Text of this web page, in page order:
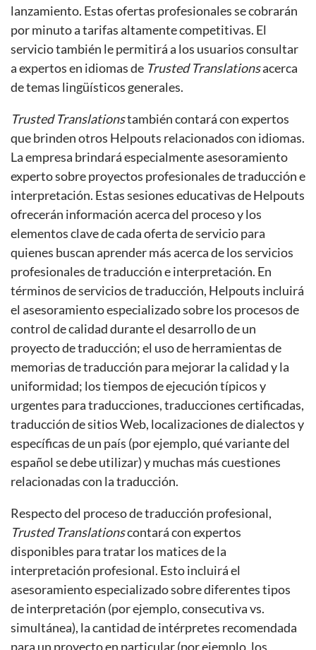
lanzamiento. Estas ofertas profesionales se cobrarán
por minuto a tarifas altamente competitivas. El
servicio también le permitirá a los usuarios consultar
a expertos en idiomas de Trusted Translationsacerca
de temas lingüísticos generales.
Trusted Translationstambién contará con expertos
que brinden otros Helpouts relacionados con idiomas.
La empresa brindará especialmente asesoramiento
experto sobre proyectos profesionales de traducción e
interpretación. Estas sesiones educativas de Helpouts
ofrecerán información acerca del proceso y los
elementos clave de cada oferta de servicio para
quienes buscan aprender más acerca de los servicios
profesionales de traducción e interpretación. En
términos de servicios de traducción, Helpouts incluirá
el asesoramiento especializado sobre los procesos de
control de calidad durante el desarrollo de un
proyecto de traducción; el uso de herramientas de
memorias de traducción para mejorar la calidad y la
uniformidad; los tiempos de ejecución típicos y
urgentes para traducciones, traducciones certificadas,
traducción de sitios Web, localizaciones de dialectos y
específicas de un país (por ejemplo, qué variante del
español se debe utilizar) y muchas más cuestiones
relacionadas con la traducción.
Respecto del proceso de traducción profesional,
Trusted Translationscontará con expertos
disponibles para tratar los matices de la
interpretación profesional. Esto incluirá el
asesoramiento especializado sobre diferentes tipos
de interpretación (por ejemplo, consecutiva vs.
simultánea), la cantidad de intérpretes recomendada
para un proyecto en particular (por ejemplo, los